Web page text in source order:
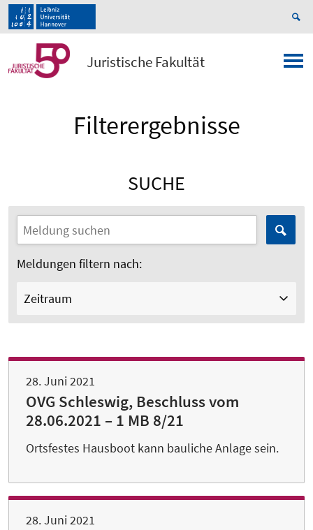
Juristische Fakultät
Filterergebnisse
SUCHE
Meldungen filtern nach:
Zeitraum
28. Juni 2021
OVG Schleswig, Beschluss vom
28.06.2021 – 1 MB 8/21
Ortsfestes Hausboot kann bauliche Anlage sein.
28. Juni 2021